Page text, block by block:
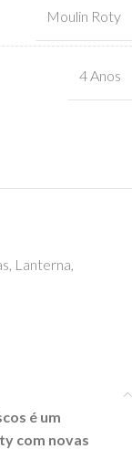
Moulin Roty
4 Anos
, Lanterna,
é um
com novas